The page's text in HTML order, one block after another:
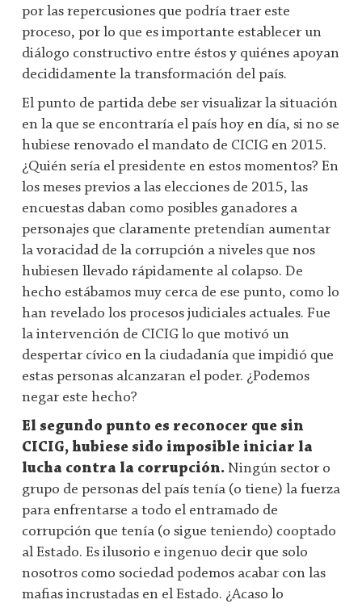
por las repercusiones que podría traer este
proceso, por lo que es importante establecer un
diálogo constructivo entre éstos y quiénes apoyan
decididamente la transformación del país.
El punto de partida debe ser visualizar la situación
en la que se encontraría el país hoy en día, si no se
hubiese renovado el mandato de CICIG en 2015.
¿Quién sería el presidente en estos momentos? En
los meses previos a las elecciones de 2015, las
encuestas daban como posibles ganadores a
personajes que claramente pretendían aumentar
la voracidad de la corrupción a niveles que nos
hubiesen llevado rápidamente al colapso. De
hecho estábamos muy cerca de ese punto, como lo
han revelado los procesos judiciales actuales. Fue
la intervención de CICIG lo que motivó un
despertar cívico en la ciudadanía que impidió que
estas personas alcanzaran el poder. ¿Podemos
negar este hecho?
El segundo punto es reconocer que sin
CICIG, hubiese sido imposible iniciar la
lucha contra la corrupción. Ningún sector o
grupo de personas del país tenía (o tiene) la fuerza
para enfrentarse a todo el entramado de
corrupción que tenía (o sigue teniendo) cooptado
al Estado. Es ilusorio e ingenuo decir que solo
nosotros como sociedad podemos acabar con las
mafias incrustadas en el Estado. ¿Acaso lo